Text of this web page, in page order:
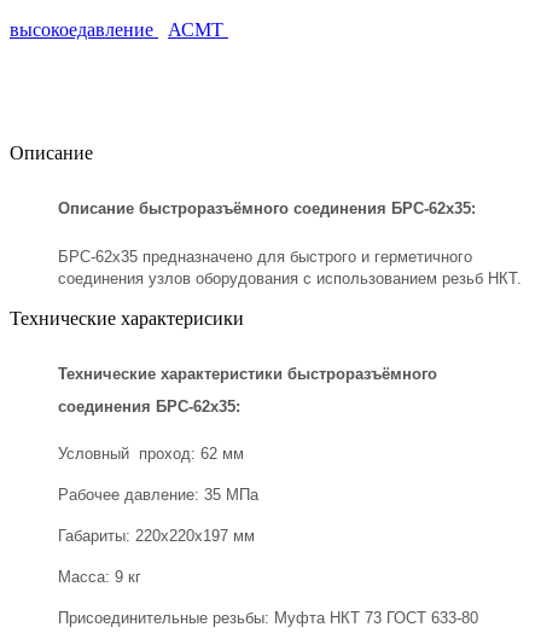
высокоедавление
АСМТ
Описание
Описание быстроразъёмного соединения БРС-62х35:
БРС-62х35 предназначено для быстрого и герметичного
соединения узлов оборудования с использованием резьб НКТ.
Технические характерисики
Технические характеристики быстроразъёмного
соединения БРС-62х35:
Условный проход: 62 мм
Рабочее давление: 35 МПа
Габариты: 220х220х197 мм
Масса: 9 кг
Присоединительные резьбы: Муфта НКТ 73 ГОСТ 633-80